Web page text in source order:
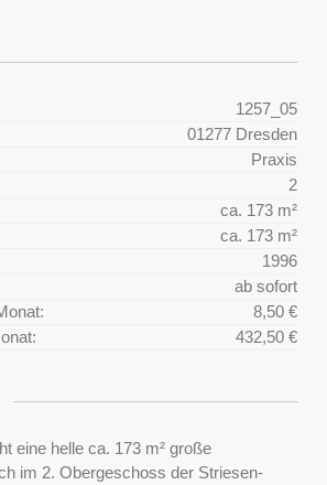
1257_05
01277 Dresden
Praxis
2
ca. 173 m²
ca. 173 m²
1996
ab sofort
8,50 €
432,50 €
eine helle ca. 173 m² große
im 2. Obergeschoss der Striesen-